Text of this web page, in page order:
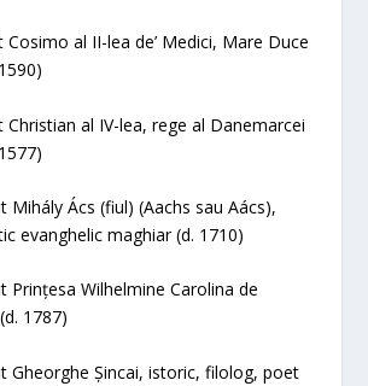
Cosimo al II-lea de’ Medici, Mare Duce
Christian al IV-lea, rege al Danemarcei
Mihály Ács (fiul) (Aachs sau Aács),
evanghelic maghiar (d. 1710)
Prințesa Wilhelmine Carolina de
1787)
Gheorghe Șincai, istoric, filolog, poet